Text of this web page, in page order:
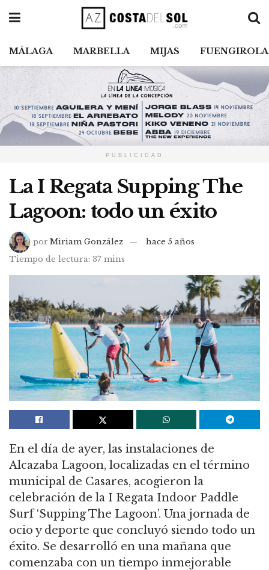
MÁLAGA MARBELLA MIJAS FUENGIROLA
PUBLICIDAD
La I Regata Supping The
Lagoon: todo un éxito
por Miriam González
hace 5 años
Tiempo de lectura: 37 mins
En el día de ayer, las instalaciones de
Alcazaba Lagoon, localizadas en el término
municipal de Casares, acogieron la
celebración de la I Regata Indoor Paddle
Surf ‘Supping The Lagoon’. Una jornada de
ocio y deporte que concluyó siendo todo un
éxito. Se desarrolló en una mañana que
comenzaba con un tiempo inmejorable